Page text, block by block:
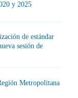
y 2025
de estándar
sesión de
Metropolitana